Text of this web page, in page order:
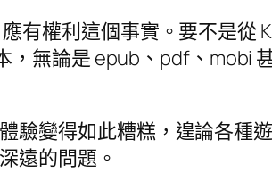
有權利這個事實。要不是從
無論是 epub、pdf、mobi
驗變得如此糟糕，遑論各種
遠的問題。